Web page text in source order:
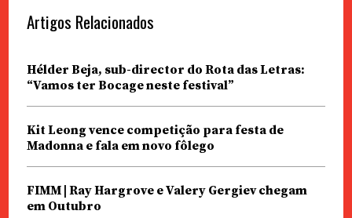
Artigos Relacionados
Hélder Beja, sub-director do Rota das Letras:
“Vamos ter Bocage neste festival”
Kit Leong vence competição para festa de
Madonna e fala em novo fôlego
FIMM | Ray Hargrove e Valery Gergiev chegam
em Outubro